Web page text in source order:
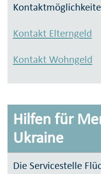
Kontakt Elterngeld
Kontakt Wohngeld
Hilfen für
Ukraine
Die Servicestelle